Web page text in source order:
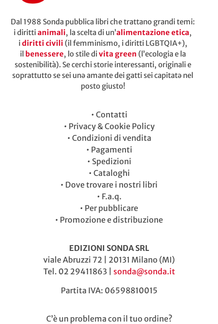
Dal 1988 Sonda pubblica libri che trattano grandi temi:
i dirittianimali, la scelta di un’alimentazione etica,
idiritti civili (il femminismo, i diritti LGBTQIA+),
il benessere, lo stile divita green (l’ecologia e la
sostenibilità). Se cerchi storie interessanti, originali e
soprattutto se sei unə amante dei gatti sei capitatə nel
posto giusto!
• Contatti
• Privacy & Cookie Policy
• Condizioni di vendita
• Pagamenti
• Spedizioni
• Cataloghi
• Dove trovare i nostri libri
• F.a.q.
• Per pubblicare
• Promozione e distribuzione
EDIZIONI SONDA SRL
viale Abruzzi 72 | 20131 Milano (MI)
Tel. 02 29411863 | sonda@sonda.it
Partita IVA: 06598810015
C’è un problema con il tuo ordine?